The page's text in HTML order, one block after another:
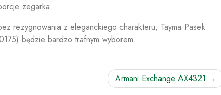
zegarka.
rezygnowania z eleganckiego charakteru, Tayma Pasek
będzie bardzo trafnym wyborem.
Armani Exchange AX4321